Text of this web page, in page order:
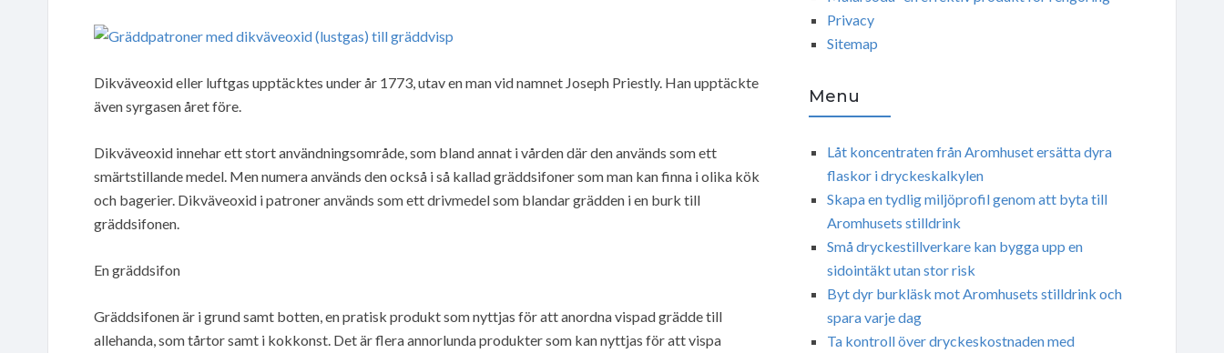
Dikväveoxid eller luftgas upptäcktes under år 1773, utav en man vid namnet Joseph Priestly. Han upptäckte
även syrgasen året före.
Dikväveoxid innehar ett stort användningsområde, som bland annat i vården där den används som ett
smärtstillande medel. Men numera används den också i så kallad gräddsifoner som man kan finna i olika kök
och bagerier. Dikväveoxid i patroner används som ett drivmedel som blandar grädden i en burk till
gräddsifonen.
En gräddsifon
Gräddsifonen är i grund samt botten, en pratisk produkt som nyttjas för att anordna vispad grädde till
allehanda, som tårtor samt i kokkonst. Det är flera annorlunda produkter som kan nyttjas för att vispa
Privacy
Sitemap
Menu
Låt koncentraten från Aromhuset ersätta dyra
flaskor i dryckeskalkylen
Skapa en tydlig miljöprofil genom att byta till
Aromhusets stilldrink
Små dryckestillverkare kan bygga upp en
sidointäkt utan stor risk
Byt dyr burkläsk mot Aromhusets stilldrink och
spara varje dag
Ta kontroll över dryckeskostnaden med